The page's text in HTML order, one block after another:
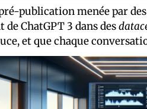
publication menée par
de ChatGPT 3 dans des
et que chaque